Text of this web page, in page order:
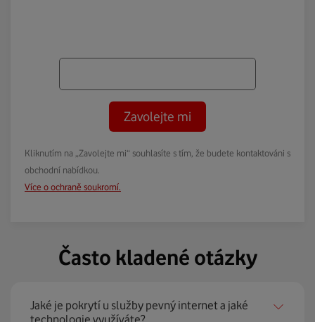
Zavolejte mi
Kliknutím na „Zavolejte mi“ souhlasíte s tím, že budete kontaktováni s
obchodní nabídkou.
Více o ochraně soukromí.
Často kladené otázky
Jaké je pokrytí u služby pevný internet a jaké
technologie využíváte?